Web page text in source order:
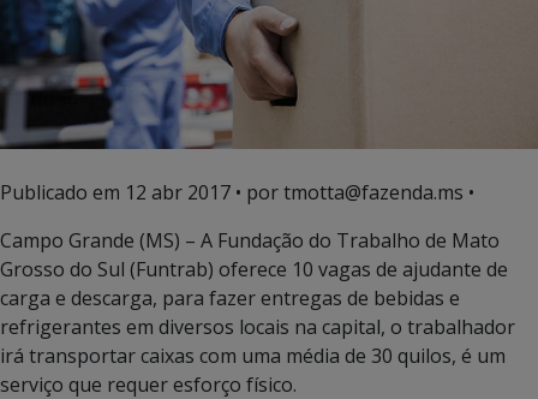
Publicado em 12 abr 2017 • por tmotta@fazenda.ms •
Campo Grande (MS) – A Fundação do Trabalho de Mato
Grosso do Sul (Funtrab) oferece 10 vagas de ajudante de
carga e descarga, para fazer entregas de bebidas e
refrigerantes em diversos locais na capital, o trabalhador
irá transportar caixas com uma média de 30 quilos, é um
serviço que requer esforço físico.